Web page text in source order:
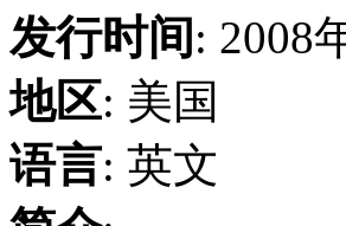
发行时间 : 2008
地区: 美国
语言: 英文